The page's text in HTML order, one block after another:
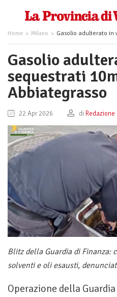
Home Milano Gasolio adulterato in vendita: sequestrati
Gasolio
sequestrati
Abbiategrasso
22 Apr 2026 di Redazione
Blitz della Guardia di Finanza:
solventi e oli esausti,
Operazione della